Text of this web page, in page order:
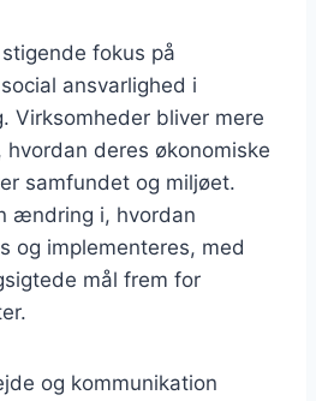
fokus på
ansvarlighed i
Virksomheder bliver mere
deres økonomiske
samfundet og miljøet.
ændring i, hvordan
og implementeres, med
mål frem for
og kommunikation